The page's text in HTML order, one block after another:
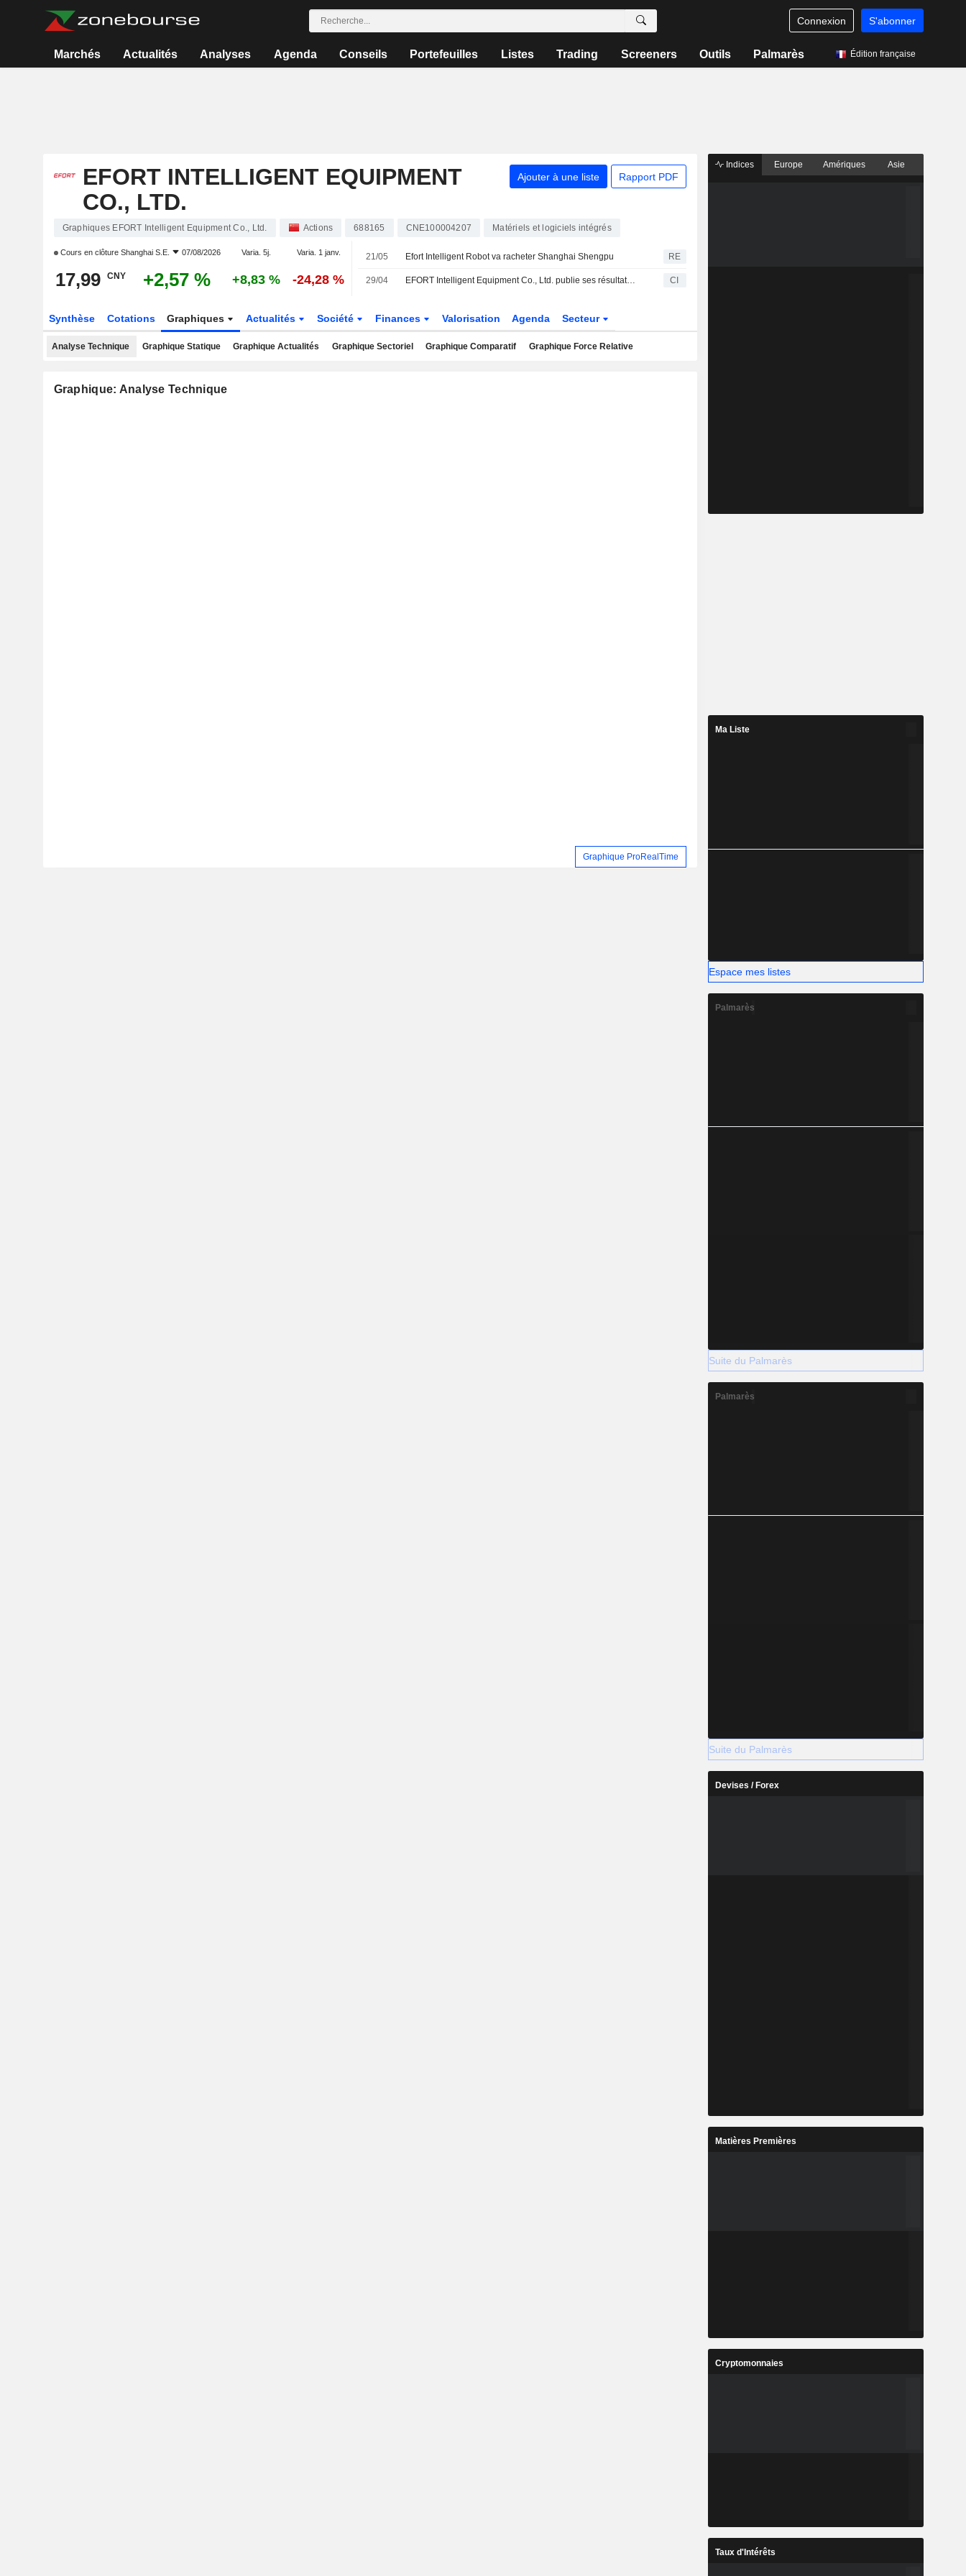
Connexion S'abonner
Marchés Actualités Analyses Agenda Conseils Portefeuilles Listes Trading Screeners Outils Palmarès Édition française
EFORT INTELLIGENT EQUIPMENT
CO., LTD.
Ajouter à une liste Rapport PDF
Graphiques EFORT Intelligent Equipment Co., Ltd. Actions 688165 CNE100004207 Matériels et logiciels intégrés
Cours en clôture Shanghai S.E. 07/08/2026 Varia. 5j. Varia. 1 janv.
17,99 CNY +2,57 % +8,83 % -24,28 %
21/05 Efort Intelligent Robot va racheter Shanghai Shengpu RE
29/04 EFORT Intelligent Equipment Co., Ltd. publie ses résultats pour le premier trimestre clos le 31 mars 2026 CI
Synthèse Cotations Graphiques Actualités Société Finances Valorisation Agenda Secteur
Analyse Technique Graphique Statique Graphique Actualités Graphique Sectoriel Graphique Comparatif Graphique Force Relative
Graphique: Analyse Technique
Graphique ProRealTime
Indices Europe Amériques Asie
Ma Liste
Espace mes listes
Palmarès
Suite du Palmarès
Palmarès
Suite du Palmarès
Devises / Forex
Matières Premières
Cryptomonnaies
Taux d'Intérêts